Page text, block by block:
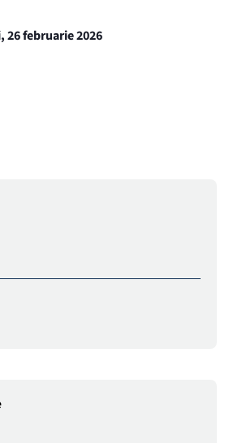
26 februarie 2026